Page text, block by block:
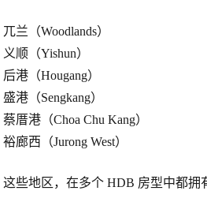
兀兰（Woodlands）
义顺（Yishun）
后港（Hougang）
盛港（Sengkang）
蔡厝港（Choa Chu Kang）
裕廊西（Jurong West）
这些地区，在多个 HDB 房型中都拥